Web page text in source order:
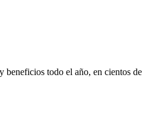
beneficios todo el año, en cientos de